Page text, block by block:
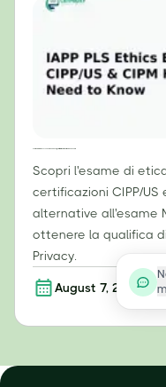
Scopri l'esame di
certificazioni CIPP/US
alternative all'esame
ottenere la qualifica
Privacy.
August 7, 2026